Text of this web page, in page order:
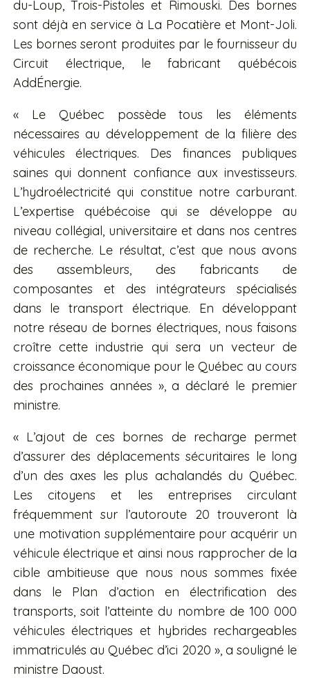
du-Loup, Trois-Pistoles et Rimouski. Des bornes
sont déjà en service à La Pocatière et Mont-Joli.
Les bornes seront produites par le fournisseur du
Circuit électrique, le fabricant québécois
AddÉnergie.
« Le Québec possède tous les éléments
nécessaires au développement de la filière des
véhicules électriques. Des finances publiques
saines qui donnent confiance aux investisseurs.
L’hydroélectricité qui constitue notre carburant.
L’expertise québécoise qui se développe au
niveau collégial, universitaire et dans nos centres
de recherche. Le résultat, c’est que nous avons
des assembleurs, des fabricants de
composantes et des intégrateurs spécialisés
dans le transport électrique. En développant
notre réseau de bornes électriques, nous faisons
croître cette industrie qui sera un vecteur de
croissance économique pour le Québec au cours
des prochaines années », a déclaré le premier
ministre.
« L’ajout de ces bornes de recharge permet
d’assurer des déplacements sécuritaires le long
d’un des axes les plus achalandés du Québec.
Les citoyens et les entreprises circulant
fréquemment sur l’autoroute 20 trouveront là
une motivation supplémentaire pour acquérir un
véhicule électrique et ainsi nous rapprocher de la
cible ambitieuse que nous nous sommes fixée
dans le Plan d’action en électrification des
transports, soit l’atteinte du nombre de 100 000
véhicules électriques et hybrides rechargeables
immatriculés au Québec d’ici 2020 », a souligné le
ministre Daoust.